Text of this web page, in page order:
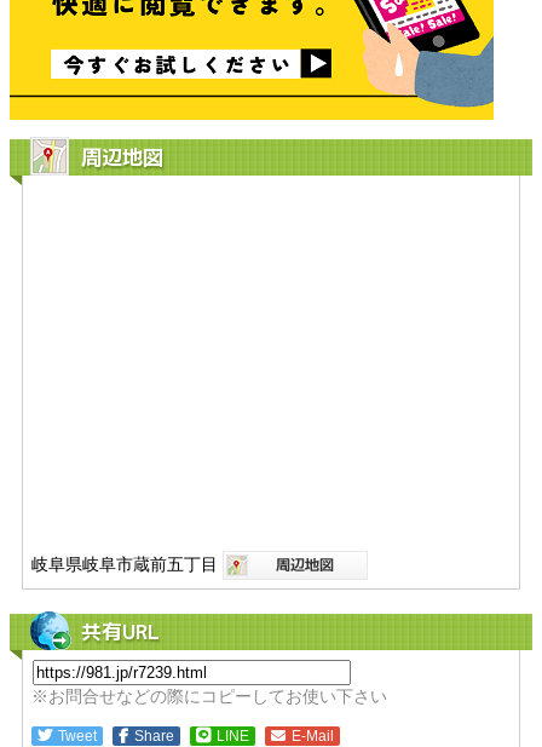
周辺地図
岐阜県岐阜市蔵前五丁目
共有URL
※お問合せなどの際にコピーしてお使い下さい
Tweet Share LINE E-Mail